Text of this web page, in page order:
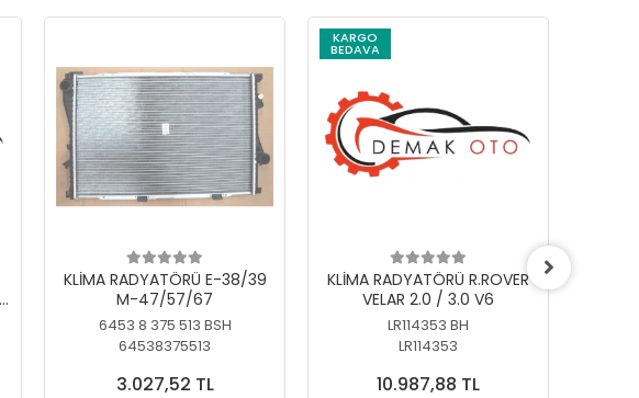
KLİMA RADYATÖRÜ E-38/39
M-47/57/67
6453 8 375 513 BSH
64538375513
3.027,52 TL
KARGO
BEDAVA
KLİMA RADYATÖRÜ R.ROVER
VELAR 2.0 / 3.0 V6
LR114353 BH
LR114353
10.987,88 TL